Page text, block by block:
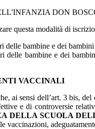
DON
questa modalità di
delle bambine e dei
delle bambine e dei
VACCINALI
ai sensi dell’art. 3 bis,
e di controversie
DELLA SCUOLA
vaccinazioni,